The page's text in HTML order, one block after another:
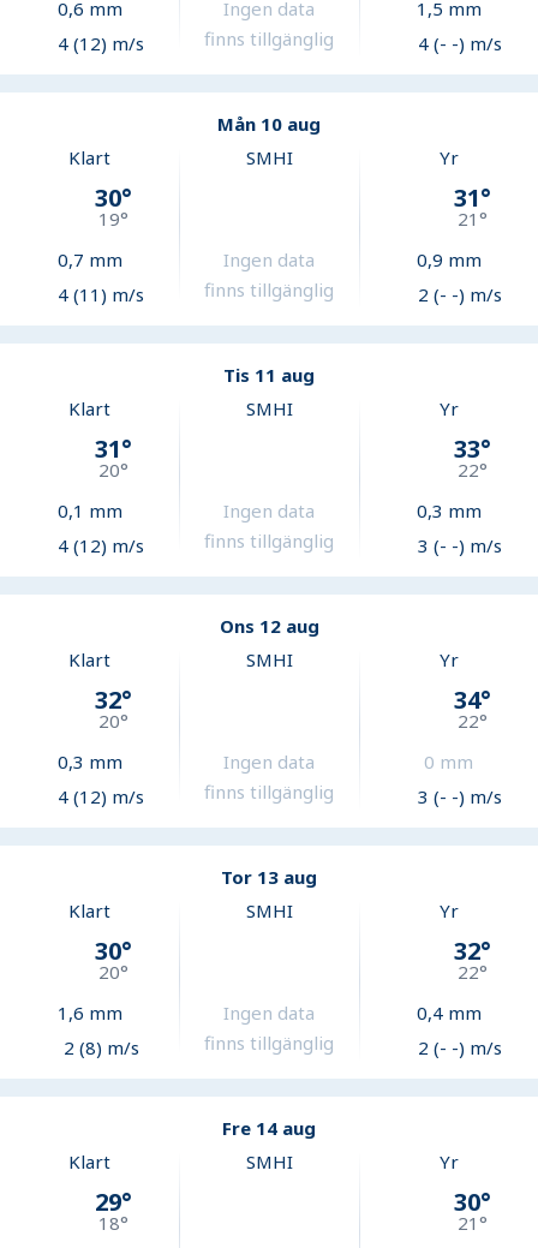
0,6 mm
4 (12) m/s
Ingen data
finns tillgänglig
1,5 mm
4 (- -) m/s
Mån 10 aug
Klart
30°
19°
0,7 mm
4 (11) m/s
SMHI
Ingen data
finns tillgänglig
Yr
31°
21°
0,9 mm
2 (- -) m/s
Tis 11 aug
Klart
31°
20°
0,1 mm
4 (12) m/s
SMHI
Ingen data
finns tillgänglig
Yr
33°
22°
0,3 mm
3 (- -) m/s
Ons 12 aug
Klart
32°
20°
0,3 mm
4 (12) m/s
SMHI
Ingen data
finns tillgänglig
Yr
34°
22°
0 mm
3 (- -) m/s
Tor 13 aug
Klart
30°
20°
1,6 mm
2 (8) m/s
SMHI
Ingen data
finns tillgänglig
Yr
32°
22°
0,4mm
2 (- -) m/s
Fre 14 aug
Klart
29°
18°
SMHI Yr
30°
21°